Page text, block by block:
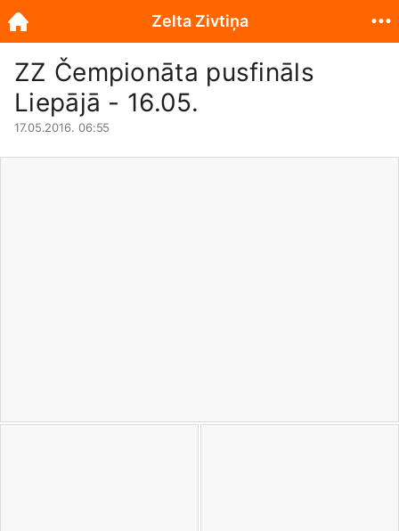
ZZ Čempionāta pusfināls
Liepājā - 16.05.
17.05.2016. 06:55
Zelta Zivtiņa